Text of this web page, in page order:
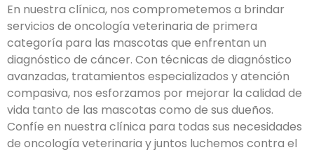
En nuestra clínica, nos comprometemos a brindar
servicios de oncología veterinaria de primera
categoría para las mascotas que enfrentan un
diagnóstico de cáncer. Con técnicas de diagnóstico
avanzadas, tratamientos especializados y atención
compasiva, nos esforzamos por mejorar la calidad de
vida tanto de las mascotas como de sus dueños.
Confíe en nuestra clínica para todas sus necesidades
de oncología veterinaria y juntos luchemos contra el